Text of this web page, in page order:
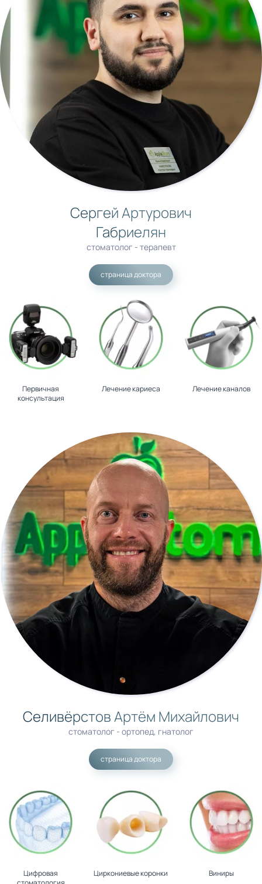
Сергей Артурович
Габриелян
стоматолог - терапевт
страница доктора
Первичная
консультация
Лечение кариеса Лечение каналов
Селивёрстов Артём Михайлович
стоматолог - ортопед, гнатолог
страница доктора
Цифровая
Циркониевые коронки Виниры